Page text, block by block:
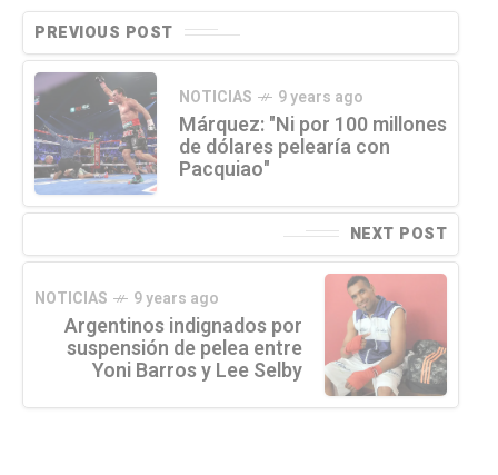
PREVIOUS POST
NOTICIAS 9 years ago
Márquez: "Ni por 100 millones
de dólares pelearía con
Pacquiao"
NEXT POST
NOTICIAS 9 years ago
Argentinos indignados por
suspensión de pelea entre
Yoni Barros y Lee Selby